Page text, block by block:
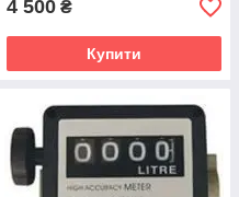
4 500 ₴
Купити